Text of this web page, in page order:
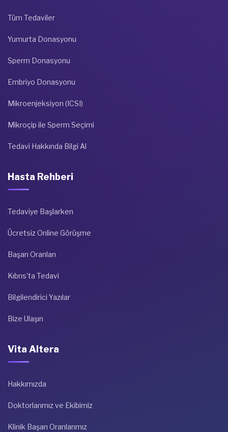
Tüm Tedaviler
Yumurta Donasyonu
Sperm Donasyonu
Embriyo Donasyonu
Mikroenjeksiyon (ICSI)
Mikroçip ile Sperm Seçimi
Tedavi Hakkında Bilgi Al
Hasta Rehberi
Tedaviye Başlarken
Ücretsiz Online Görüşme
Başarı Oranları
Kıbrıs’ta Tedavi
Bilgilendirici Yazılar
Bize Ulaşın
Vita Altera
Hakkımızda
Doktorlarımız ve Ekibimiz
Klinik Başarı Oranlarımız